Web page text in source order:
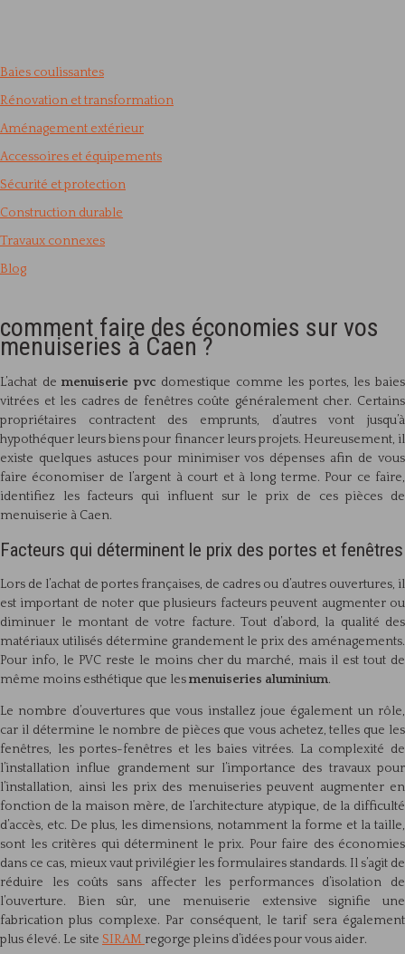
Baies coulissantes
Rénovation et transformation
Aménagement extérieur
Accessoires et équipements
Sécurité et protection
Construction durable
Travaux connexes
Blog
comment faire des économies sur vos
menuiseries à Caen ?
L’achat demenuiserie pvc domestique comme les portes, les baies
vitrées et les cadres de fenêtres coûte généralement cher. Certains
propriétaires contractent des emprunts, d’autres vont jusqu’à
hypothéquer leurs biens pour financer leurs projets. Heureusement, il
existe quelques astuces pour minimiser vos dépenses afin de vous
faire économiser de l’argent à court et à long terme. Pour ce faire,
identifiez les facteurs qui influent sur le prix de ces pièces de
menuiserie à Caen.
Facteurs qui déterminent le prix des portes et fenêtres
Lors de l’achat de portes françaises, de cadres ou d’autres ouvertures, il
est important de noter que plusieurs facteurs peuvent augmenter ou
diminuer le montant de votre facture. Tout d’abord, la qualité des
matériaux utilisés détermine grandement le prix des aménagements.
Pour info, le PVC reste le moins cher du marché, mais il est tout de
même moins esthétique que lesmenuiseries aluminium.
Le nombre d’ouvertures que vous installez joue également un rôle,
car il détermine le nombre de pièces que vous achetez, telles que les
fenêtres, les portes-fenêtres et les baies vitrées. La complexité de
l’installation influe grandement sur l’importance des travaux pour
l’installation, ainsi les prix des menuiseries peuvent augmenter en
fonction de la maison mère, de l’architecture atypique, de la difficulté
d’accès, etc. De plus, les dimensions, notamment la forme et la taille,
sont les critères qui déterminent le prix. Pour faire des économies
dans ce cas, mieux vaut privilégier les formulaires standards. Il s’agit de
réduire les coûts sans affecter les performances d’isolation de
l’ouverture. Bien sûr, une menuiserie extensive signifie une
fabrication plus complexe. Par conséquent, le tarif sera également
plus élevé. Le site SIRAM regorge pleins d’idées pour vous aider.